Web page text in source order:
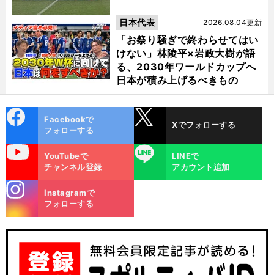
「お祭り騒ぎで終わらせてはい
けない」林陵平×岩政大樹が語
る、2030年ワールドカップへ
日本が積み上げるべきもの
2026.08.04更新
日本代表
ok
Facebookで
フォローする
Xでフォローする
YouTubeで
チャンネル登録
LINE
LINEで
アカウント追加
m
Instagramで
フォローする